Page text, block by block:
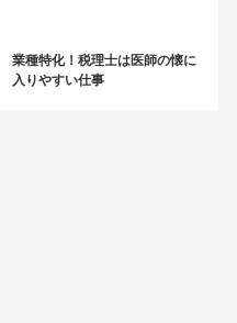
業種特化！税理士は医師の懐に
入りやすい仕事